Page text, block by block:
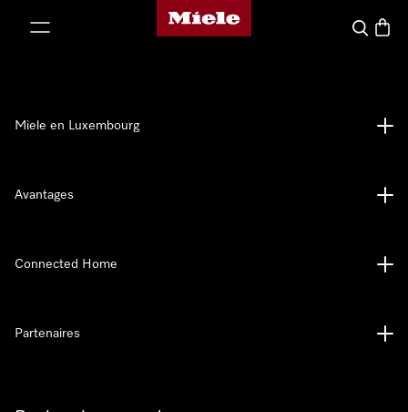
Page d'accueil de Miele
Panier
Miele en Luxembourg
Avantages
Connected Home
Partenaires